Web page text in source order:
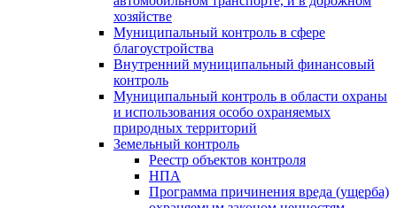
хозяйстве
Муниципальный контроль в сфере
благоустройства
Внутренний муниципальный финансовый
контроль
Муниципальный контроль в области охраны
и использования особо охраняемых
природных территорий
Земельный контроль
Реестр объектов контроля
НПА
Программа причинения вреда (ущерба)